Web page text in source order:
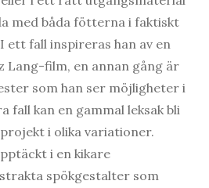
med båda fötterna i faktiskt
ett fall inspireras han av en
Lang-film, en annan gång är
som han ser möjligheter i
fall kan en gammal leksak bli
i olika variationer.
i en kikare
spökgestalter som